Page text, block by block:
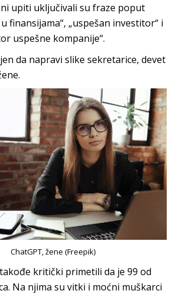
upiti uključivali su fraze poput
finansijama“, „uspešan investitor“ i
uspešne kompanije“.
da napravi slike sekretarice, devet
ChatGPT, žene (Freepik)
kritički primetili da je 99 od
Na njima su vitki i moćni muškarci